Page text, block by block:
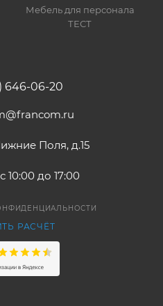
Мебель для персонала
ТЕСТ
646-06-20
Поля, д.15
10:00 до 17:00
РАСЧЁТ